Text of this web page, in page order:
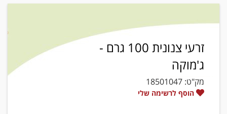
זרעי צנונית 100 גרם -
ג'מוקה
מק"ט: 18501047
הוסף לרשימה שלי